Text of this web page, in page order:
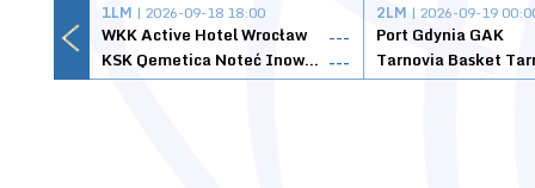
1LM | 2026-09-18 18:00
WKK Active Hotel Wrocław
---
KSK Qemetica Noteć Inowrocław ---
2LM | 2026-09-19
Port Gdynia GAK